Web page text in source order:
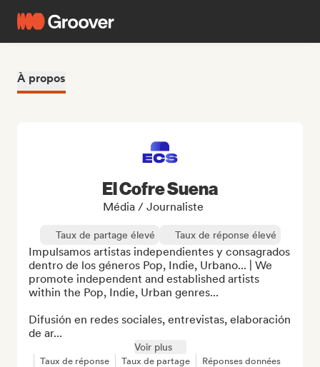
À propos
El Cofre Suena
Média / Journaliste
Taux de partage élevé Taux de réponse élevé
Impulsamos artistas independientes y consagrados
dentro de los géneros Pop, Indie, Urbano... | We
promote independent and established artists
within the Pop, Indie, Urban genres...
Difusión en redes sociales, entrevistas, elaboración
de ar...
Voir plus
Taux de réponse Taux de partage Réponses données